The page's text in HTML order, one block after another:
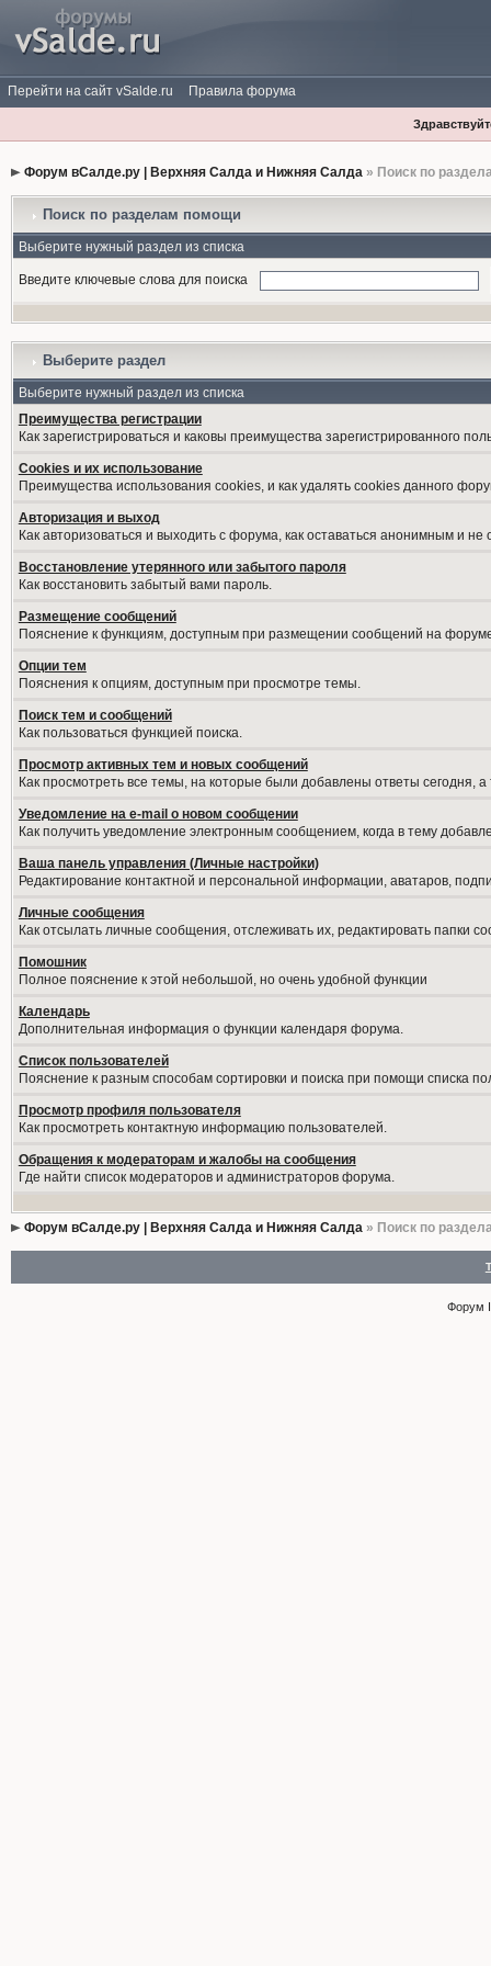
Перейти на сайт vSalde.ru Правила форума
Форум вСалде.ру | Верхняя Салда и Нижняя Салда» Поиск по
Поиск по разделам помощи
Выберите нужный раздел из списка
Введите ключевые слова для поиска
Выберите раздел
Выберите нужный раздел из списка
Преимущества регистрации
Как зарегистрироваться и каковы преимущества зарегистрированного
Cookies и их использование
Преимущества использования cookies, и как удалять cookies данного
Авторизация и выход
Как авторизоваться и выходить с форума, как оставаться анонимным и
Восстановление утерянного или забытого пароля
Как восстановить забытый вами пароль.
Размещение сообщений
Пояснение к функциям, доступным при размещении сообщений на
Опции тем
Пояснения к опциям, доступным при просмотре темы.
Поиск тем и сообщений
Как пользоваться функцией поиска.
Просмотр активных тем и новых сообщений
Как просмотреть все темы, на которые были добавлены ответы сегодня,
Уведомление на е-mail о новом сообщении
Как получить уведомление электронным сообщением, когда в тему
Ваша панель управления (Личные настройки)
Редактирование контактной и персональной информации, аватаров,
Личные сообщения
Как отсылать личные сообщения, отслеживать их, редактировать папки
Помошник
Полное пояснение к этой небольшой, но очень удобной функции
Календарь
Дополнительная информация о функции календаря форума.
Список пользователей
Пояснение к разным способам сортировки и поиска при помощи списка
Просмотр профиля пользователя
Как просмотреть контактную информацию пользователей.
Обращения к модераторам и жалобы на сообщения
Где найти список модераторов и администраторов форума.
Форум вСалде.ру | Верхняя Салда и Нижняя Салда» Поиск по
Форум